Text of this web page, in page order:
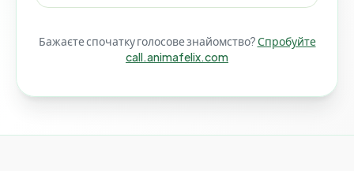
Бажаєте спочатку голосове знайомство? Спробуйте
call.animafelix.com